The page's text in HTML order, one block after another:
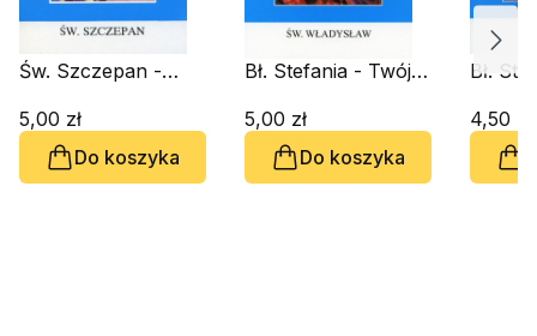
Św. Szczepan -
5,00 zł
Do koszyka
Bł. Stefania - Twój
5,00 zł
Do koszyka
Bł.
4,50 zł